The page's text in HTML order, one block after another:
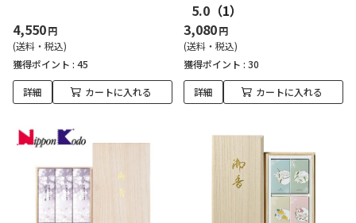
4,550円
(送料・税込)
獲得ポイント : 45
詳細 カートに入れる
5.0 （1）
3,080円
(送料・税込)
獲得ポイント : 30
詳細 カートに入れる